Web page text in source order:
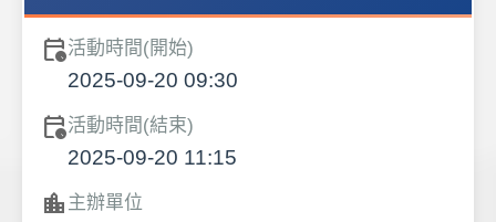
calendar_clock活動時間(開始)
2025-09-20 09:30
calendar_clock活動時間(結束)
2025-09-20 11:15
location_city 主辦單位